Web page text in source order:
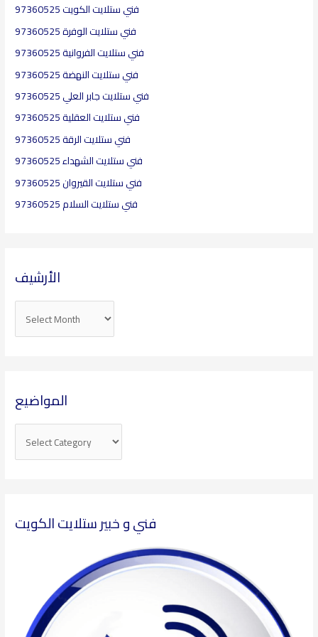
f
o
r
:
فني ستلايت الكويت 97360525
فني ستلايت الوفرة 97360525
فني ستلايت الفروانية 97360525
فني ستلايت النهضة 97360525
فني ستلايت جابر العلي 97360525
فني ستلايت العقلية​ 97360525
فني ستلايت الرقة 97360525
فني ستلايت الشهداء 97360525
فني ستلايت القيروان 97360525
فني ستلايت السلام 97360525
الأرشيف
المواضيع
فني و خبير ستلايت الكويت